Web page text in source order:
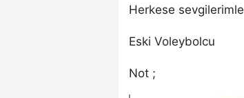
Herkese sevgilerimle
Eski Voleybolcu
Not ;